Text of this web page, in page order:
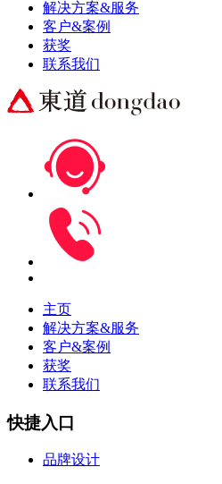
解决方案&服务
客户&案例
获奖
联系我们
主页
解决方案&服务
客户&案例
获奖
联系我们
快捷入口
品牌设计